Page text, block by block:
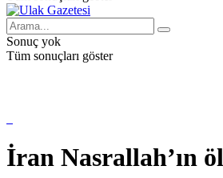
Sonuç yok
Tüm sonuçları göster
İran Nasrallah’ın